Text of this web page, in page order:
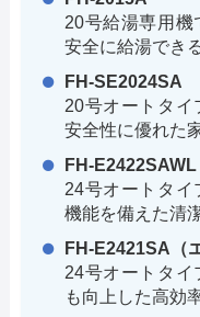
20号給湯専用機
安全に給湯でき
FH-SE2024SA
20号オートタイ
安全性に優れた
FH-E2422SAWL
24号オートタイ
機能を備えた清
FH-E2421SA（
24号オートタイ
も向上した高効